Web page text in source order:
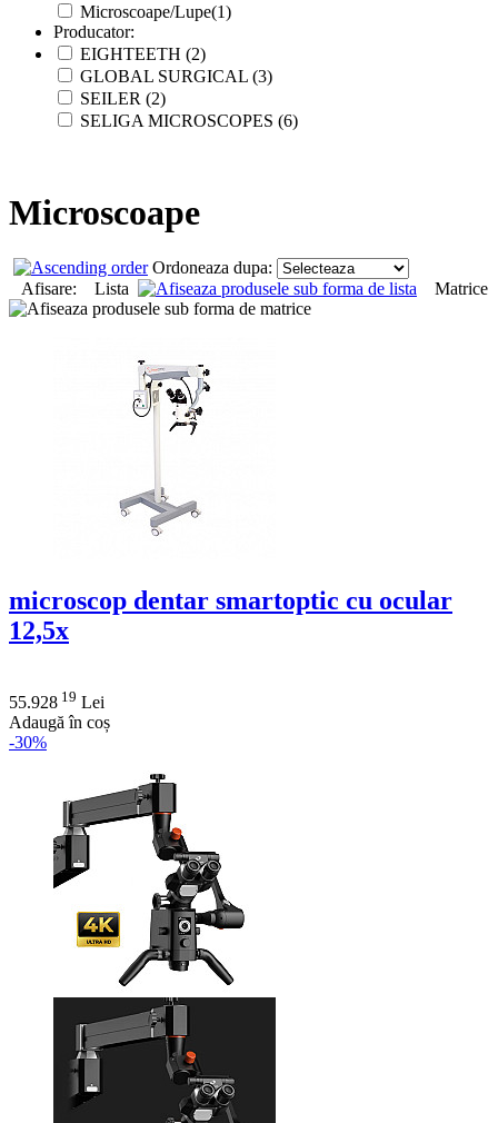
Microscoape/Lupe(1)
Producator:
EIGHTEETH (2)
GLOBAL SURGICAL (3)
SEILER (2)
SELIGA MICROSCOPES (6)
Microscoape
Ordoneaza dupa:
Afisare: Lista
Matrice
microscop dentar smartoptic cu ocular
12,5x
55.928 19 Lei
Adaugă în coș
-30%